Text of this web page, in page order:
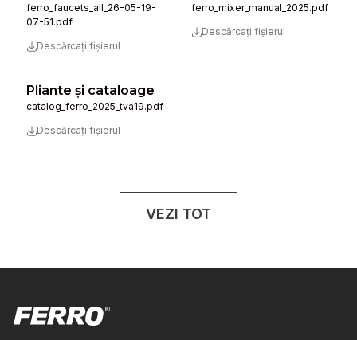
ferro_faucets_all_26-05-19-
07-51.pdf
Descărcați fișierul
ferro_mixer_manual_2025.pdf
Descărcați fișierul
Pliante și cataloage
catalog_ferro_2025_tva19.pdf
Descărcați fișierul
VEZI TOT